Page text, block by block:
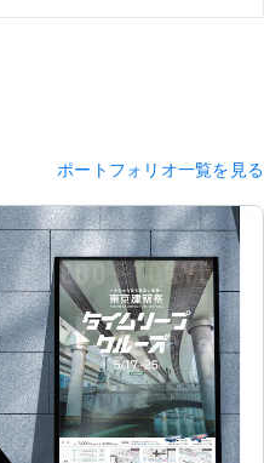
ポートフォリオ一覧を見る